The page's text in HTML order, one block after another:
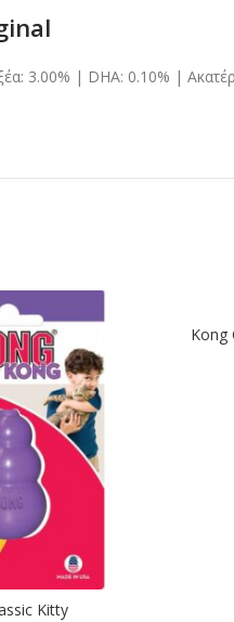
3.00% | DHA: 0.10% |
Kitty
Kong